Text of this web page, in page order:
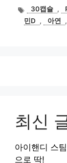
태
그
30캡슐 ,
민D
, 아연 ,
최신
아이핸디 스
으로 딱!